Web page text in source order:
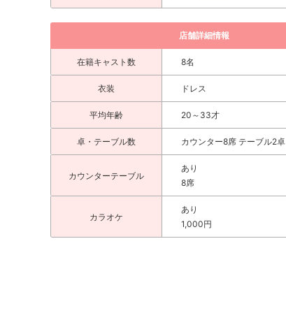
店舗詳細情報
在籍キャスト数 8名
衣装 ドレス
平均年齢 20～33才
卓・テーブル数 カウンター8席 テーブル2卓
カウンターテーブル
あり
8席
カラオケ
あり
1,000円